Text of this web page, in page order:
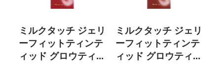
ミルクタッチ ジェリ
ーフィットティンテ
ィッド グロウティ...
ミルクタッチ ジェリ
ーフィットティンテ
ィッド グロウティ...